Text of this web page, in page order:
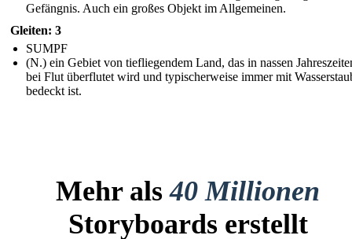
Gefängnis. Auch ein großes Objekt im Allgemeinen.
Gleiten: 3
SUMPF
(N.) ein Gebiet von tiefliegendem Land, das in nassen
bei Flut überflutet wird und typischerweise immer mit
bedeckt ist.
Mehr als40 Millionen
Storyboards erstellt